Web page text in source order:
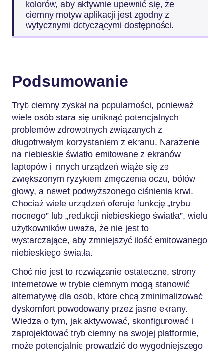
kolorów, aby aktywnie upewnić się, że
ciemny motyw aplikacji jest zgodny z
wytycznymi dotyczącymi dostępności.
Podsumowanie
Tryb ciemny zyskał na popularności, ponieważ
wiele osób stara się uniknąć potencjalnych
problemów zdrowotnych związanych z
długotrwałym korzystaniem z ekranu. Narażenie
na niebieskie światło emitowane z ekranów
laptopów i innych urządzeń wiąże się ze
zwiększonym ryzykiem zmęczenia oczu, bólów
głowy, a nawet podwyższonego ciśnienia krwi.
Chociaż wiele urządzeń oferuje funkcję „trybu
nocnego” lub „redukcji niebieskiego światła”, wielu
użytkowników uważa, że nie jest to
wystarczające, aby zmniejszyć ilość emitowanego
niebieskiego światła.
Choć nie jest to rozwiązanie ostateczne, strony
internetowe w trybie ciemnym mogą stanowić
alternatywę dla osób, które chcą zminimalizować
dyskomfort powodowany przez jasne ekrany.
Wiedza o tym, jak aktywować, skonfigurować i
zaprojektować tryb ciemny na swojej platformie,
może potencjalnie prowadzić do wygodniejszego